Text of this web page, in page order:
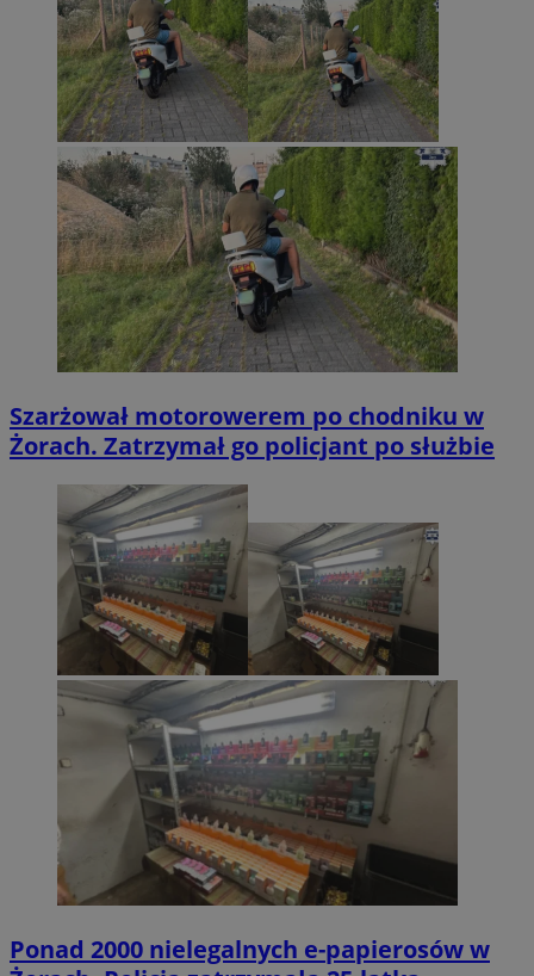
Szarżował motorowerem po chodniku w
Żorach. Zatrzymał go policjant po służbie
Ponad 2000 nielegalnych e-papierosów w